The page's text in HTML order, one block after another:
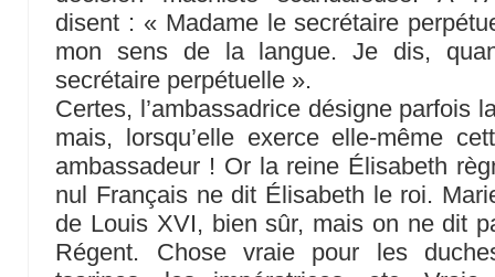
disent : « Madame le secrétaire
mon sens de la langue. Je dis,
secrétaire perpétuelle ».
Certes, l’ambassadrice désigne parfois
mais, lorsqu’elle exerce elle-même
ambassadeur ! Or la reine Élisabeth
nul Français ne dit Élisabeth le roi.
de Louis XVI, bien sûr, mais on ne dit
Régent. Chose vraie pour les